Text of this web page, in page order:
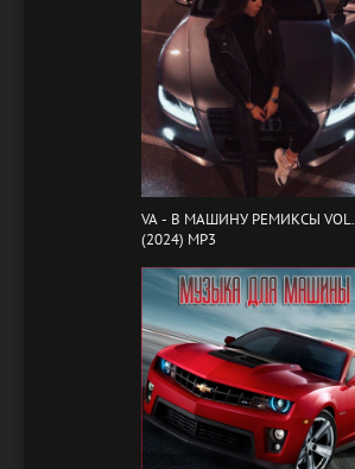
VA - B МАШИНУ РЕМИКСЫ
(2024) MP3